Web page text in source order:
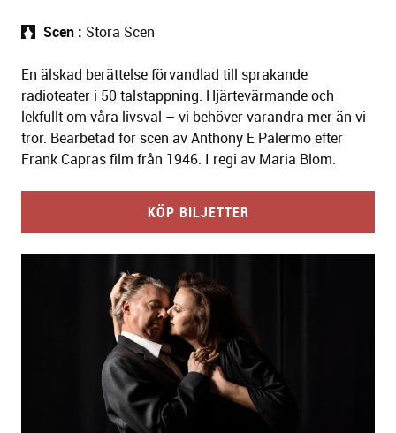
Scen Stora Scen
En älskad berättelse förvandlad till sprakande
radioteater i 50 talstappning. Hjärtevärmande och
lekfullt om våra livsval – vi behöver varandra mer än vi
tror. Bearbetad för scen av Anthony E Palermo efter
Frank Capras film från 1946. I regi av Maria Blom.
KÖP BILJETTER